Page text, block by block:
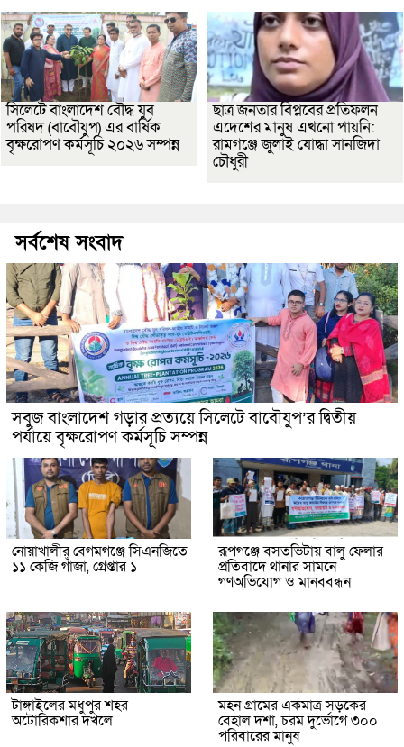
সিলেটে বাংলাদেশ বৌদ্ধ যুব
পরিষদ (বাবৌযুপ) এর বার্ষিক
বৃক্ষরোপণ কর্মসূচি ২০২৬ সম্পন্ন
ছাত্র জনতার বিপ্লবের প্রতিফলন
এদেশের মানুষ এখনো পায়নি:
রামগঞ্জে জুলাই যোদ্ধা সানজিদা
চৌধুরী
সর্বশেষ সংবাদ
সবুজ বাংলাদেশ গড়ার প্রত্যয়ে সিলেটে বাবৌযুপ’র দ্বিতীয়
পর্যায়ে বৃক্ষরোপণ কর্মসূচি সম্পন্ন
নোয়াখালীর বেগমগঞ্জে সিএনজিতে
১১ কেজি গাঁজা, গ্রেপ্তার ১
রূপগঞ্জে বসতভিটায় বালু ফেলার
প্রতিবাদে থানার সামনে
গণঅভিযোগ ও মানববন্ধন
টাঙ্গাইলের মধুপুর শহর
অটোরিকশার দখলে
মহন গ্রামের একমাত্র সড়কের
বেহাল দশা, চরম দুর্ভোগে ৩০০
পরিবারের মানুষ